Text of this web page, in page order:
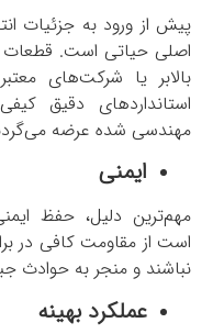
پیش از ورود به جزئیات
اصلی حیاتی است. قطعات
بالابر یا شرکت‌های
استانداردهای دقیق
مهندسی شده عرضه
ایمنی
مهم‌ترین دلیل، حفظ
است از مقاومت کافی در
نباشند و منجر به حوادث
عملکرد بهینه